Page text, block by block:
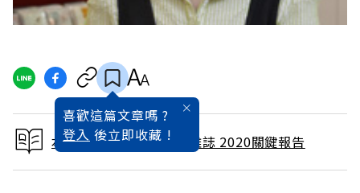
喜歡這篇文章嗎 ?
登入 後立即收藏 !
本文出自 2009 / 7月號雜誌 2020關鍵報告